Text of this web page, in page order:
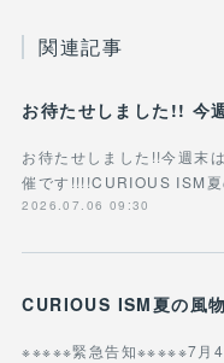
関連記事
お待たせしました!! 今
お待たせしました!!今週末
催です!!!!CURIOUS ISM
2026.07.06 09:30
※※※※※緊急告知※※※※※7月4